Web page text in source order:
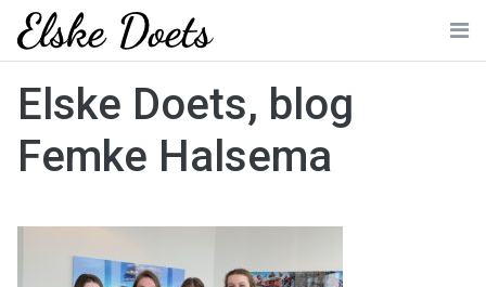
Skip
content
Elske Doets, blog
Femke Halsema